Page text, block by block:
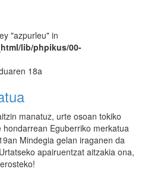
"azpurleu" in
lib/phpikus/00-
18a
manatuz, urte osoan tokiko
Eguberriko merkatua
Mindegia gelan iraganen da
apairuentzat aitzakia ona,